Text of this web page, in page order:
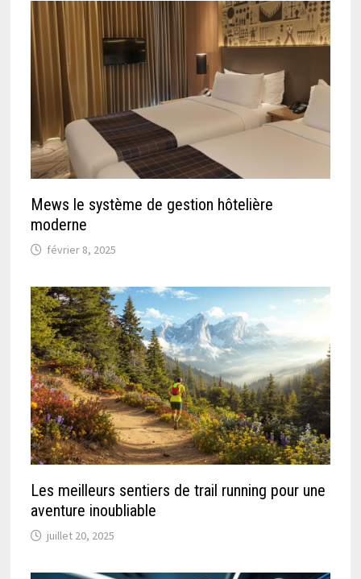
Mews le système de gestion hôtelière
moderne
février 8, 2025
Les meilleurs sentiers de trail running pour une
aventure inoubliable
juillet 20, 2025